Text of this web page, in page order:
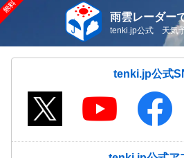
雨雲レーダー
tenki.jp公式 天気
tenki.jp公式